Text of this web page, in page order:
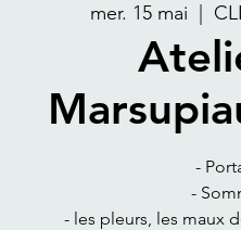
mer. 15 mai
  |
-
-
- les pleurs, les maux